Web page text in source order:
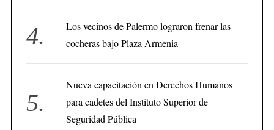
Los vecinos de Palermo lograron frenar las
cocheras bajo Plaza Armenia
Nueva capacitación en Derechos Humanos
para cadetes del Instituto Superior de
Seguridad Pública